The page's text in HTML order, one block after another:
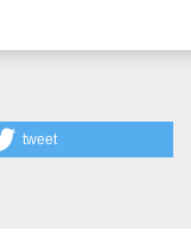
tweet